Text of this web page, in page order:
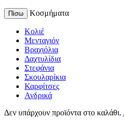
Πίσω Κοσμήματα
Κολιέ
Μενταγιόν
Βραχιόλια
Δαχτυλίδια
Στεφάνια
Σκουλαρίκια
Καρφίτσες
Ανδρικά
Δεν υπάρχουν προϊόντα στο καλάθι.